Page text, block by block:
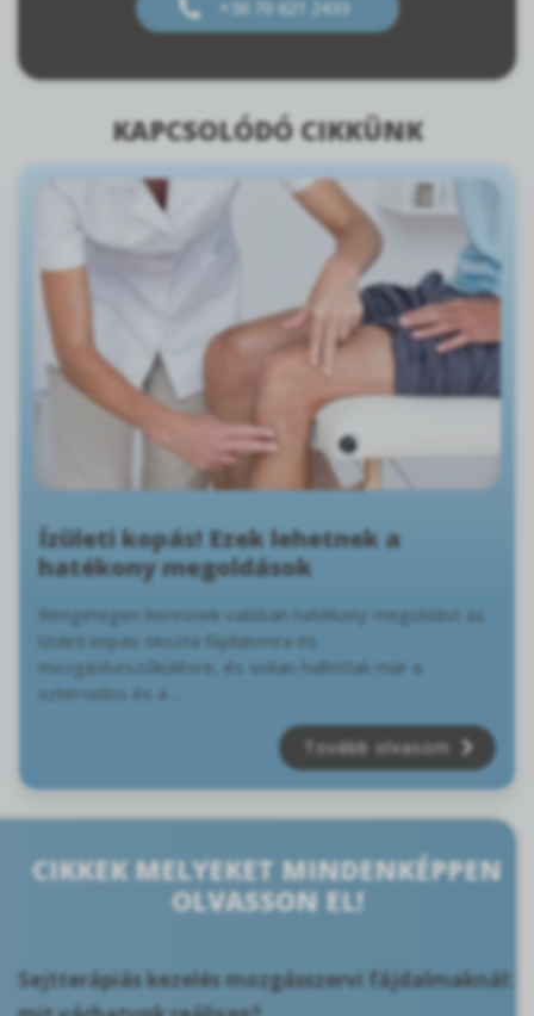
+36 70 621 2433
KAPCSOLÓDÓ CIKKÜNK
Ízületi kopás! Ezek lehetnek a
hatékony megoldások
Rengetegen keresnek valóban hatékony megoldást az
ízületi kopás okozta fájdalomra és
mozgásbeszűkülésre, és sokan hallottak már a
szteroidos és a ...
Tovább olvasom
CIKKEK MELYEKET MINDENKÉPPEN
OLVASSON EL!
Sejtterápiás kezelés mozgásszervi fájdalmaknál: